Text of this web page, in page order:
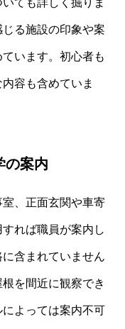
る施設の印象や案
います。初心者も
容も含めていま
の案内
、正面玄関や車寄
れば職員が案内し
含まれていません
を間近に観察でき
よっては案内不可